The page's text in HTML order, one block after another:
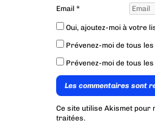
Email *
Oui, ajoutez-moi à votre
Prévenez-moi de tous
Prévenez-moi de tous
Les commentaires sont
Ce site utilise Akismet
traitées.